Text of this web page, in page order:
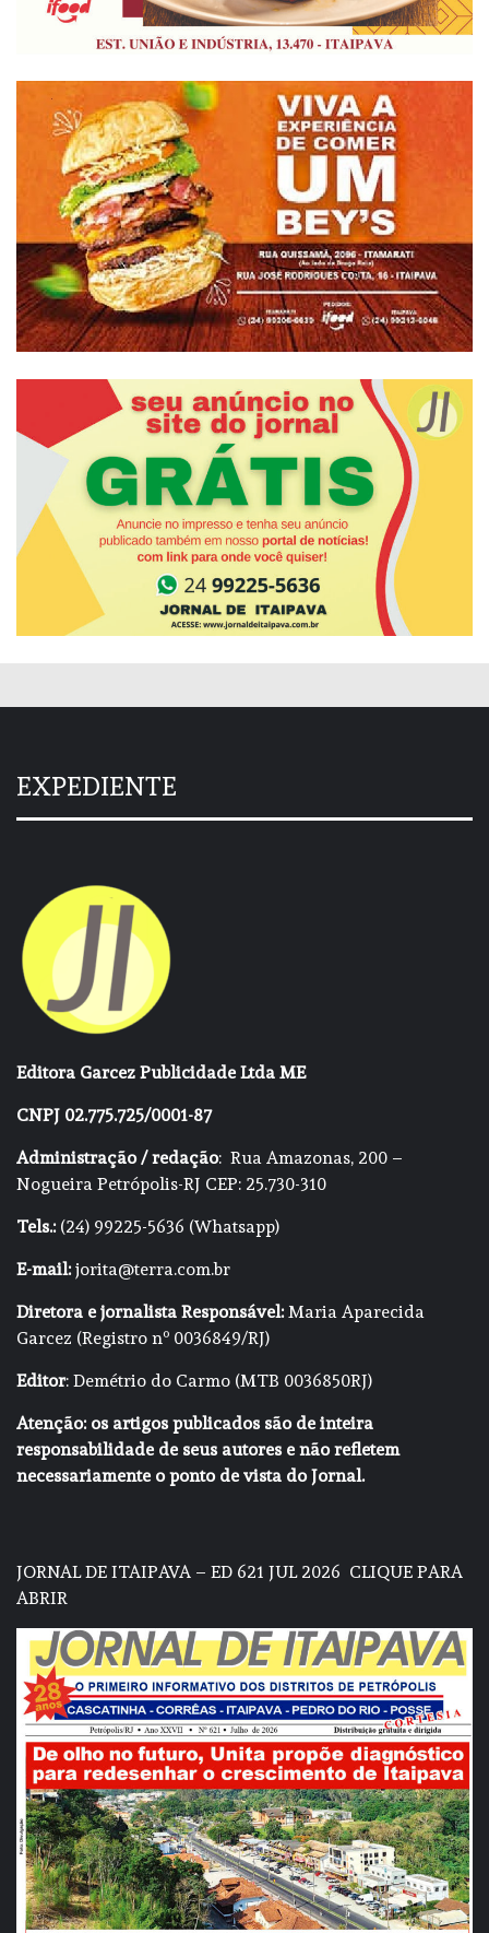
EXPEDIENTE
Editora Garcez Publicidade Ltda ME
CNPJ 02.775.725/0001-87
Administração / redação: Rua Amazonas, 200 –
Nogueira Petrópolis-RJ CEP: 25.730-310
Tels.:(24) 99225-5636 (Whatsapp)
E-mail:jorita@terra.com.br
Diretora e jornalista Responsável:Maria Aparecida
Garcez (Registro nº 0036849/RJ)
Editor: Demétrio do Carmo (MTB 0036850RJ)
Atenção: os artigos publicados são de inteira
responsabilidade de seus autores e não refletem
necessariamente o ponto de vista do Jornal.
JORNAL DE ITAIPAVA – ED 621 JUL 2026 CLIQUE PARA
ABRIR